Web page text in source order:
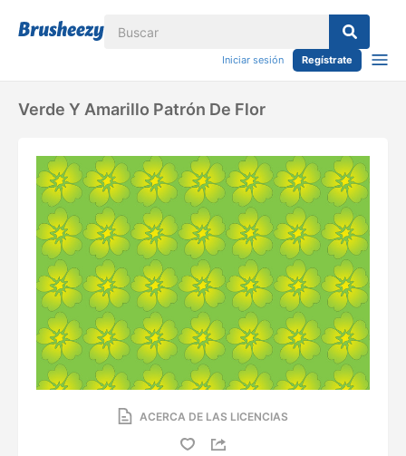
Iniciar sesión Regístrate
Verde Y Amarillo Patrón De Flor
ACERCA DE LAS LICENCIAS